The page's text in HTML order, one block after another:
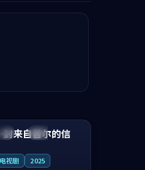
国 热播
封来自首尔的信
电视剧 2025